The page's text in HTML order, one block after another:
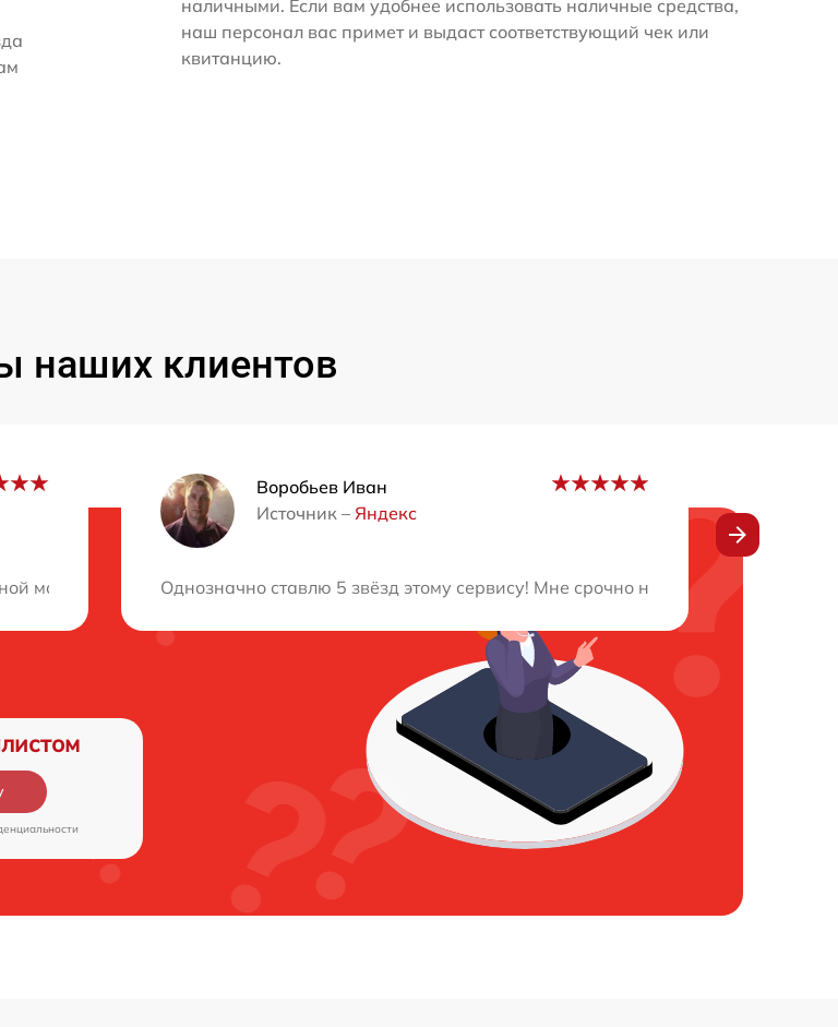
наличными. Если вам удобнее использовать наличные средства,
наш персонал вас примет и выдаст соответствующий чек или
квитанцию.
наших клиентов
мастерской. Ноутбук функционирует на высшем уровне после посещения. Спасибо за
Воробьев Иван
Источник – Яндекс
Однозначно ставлю 5 звёзд этому сервису! Мне срочно нужен был ремонт